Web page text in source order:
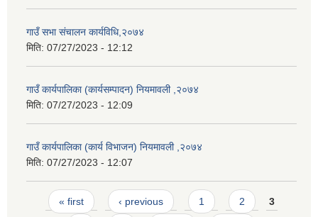
गाउँ सभा संचालन कार्यविधि,२०७४
मिति: 07/27/2023 - 12:12
गाउँ कार्यपालिका (कार्यसम्पादन) नियमावली ,२०७४
मिति: 07/27/2023 - 12:09
गाउँ कार्यपालिका (कार्य विभाजन) नियमावली ,२०७४
मिति: 07/27/2023 - 12:07
Pages
« first ‹ previous 1 2 3